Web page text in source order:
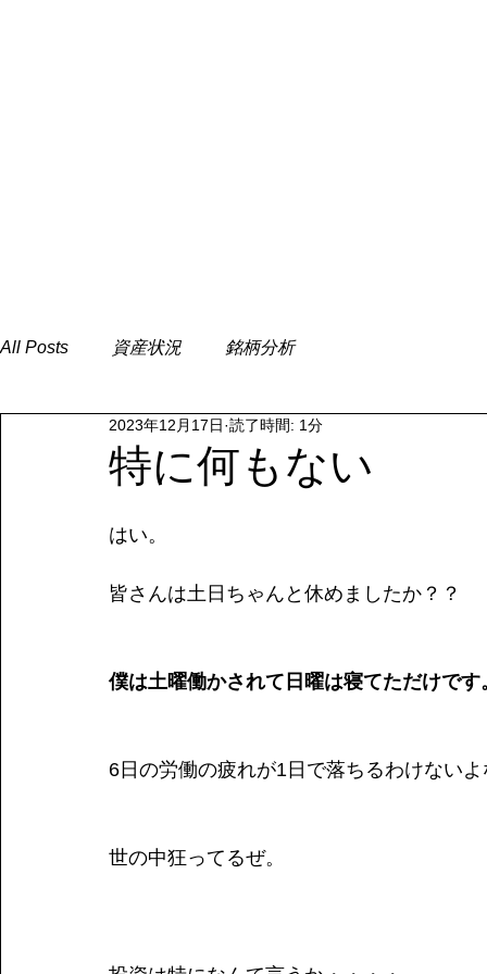
All Posts 資産状況 銘柄分析
特に何もない
2023年12月17日 読了時間: 1分
はい。
皆さんは土日ちゃんと休めましたか？？
僕は土曜働かされて日曜は寝てただけです
6日の労働の疲れが1日で落ちるわけないよ
世の中狂ってるぜ。